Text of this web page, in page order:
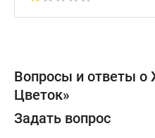
Вопросы и ответы
Цветок»
Задать вопрос